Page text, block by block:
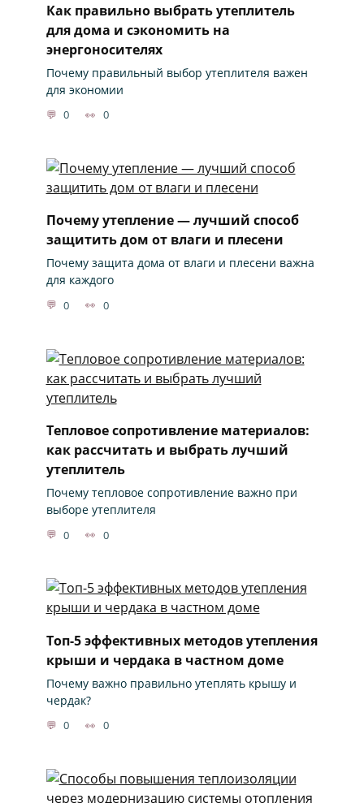
Как правильно выбрать утеплитель
для дома и сэкономить на
энергоносителях
Почему правильный выбор утеплителя важен
для экономии
0 0
Почему утепление — лучший способ
защитить дом от влаги и плесени
Почему защита дома от влаги и плесени важна
для каждого
0 0
Тепловое сопротивление материалов:
как рассчитать и выбрать лучший
утеплитель
Почему тепловое сопротивление важно при
выборе утеплителя
0 0
Топ-5 эффективных методов утепления
крыши и чердака в частном доме
Почему важно правильно утеплять крышу и
чердак?
0 0